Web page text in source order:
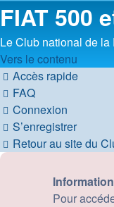
FIAT 500
Le Club national de
Vers le contenu
Accès rapide
FAQ
Connexion
S’enregistrer
Retour au site du
Pour